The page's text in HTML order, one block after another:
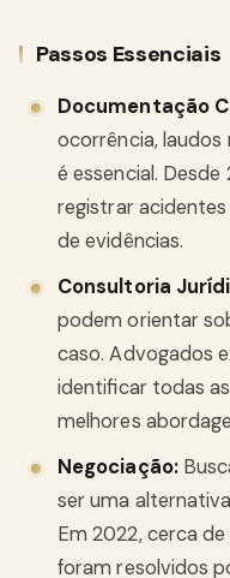
Passos Essenciais
Documentação
ocorrência,
é essencial.
registrar
de evidências.
Consultoria
podem orientar
caso. Advogados
identificar todas
melhores
Negociação:
ser uma
Em 2022, cerca
foram resolvidos